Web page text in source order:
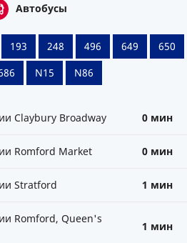
Автобусы
193 248 496 649
650
N15 N86
Claybury Broadway 0 мин
Romford Market 0 мин
Stratford 1 мин
Romford, Queen's
1 мин